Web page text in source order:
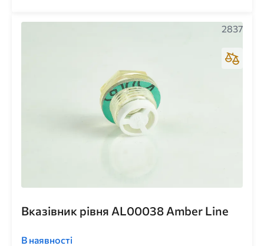
Вказівник рівня AL00038 Amber Line
В наявності
2837